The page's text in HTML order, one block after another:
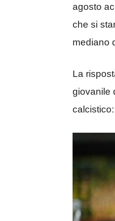
agosto
che si
mediano
La
giovanile
calcistico: